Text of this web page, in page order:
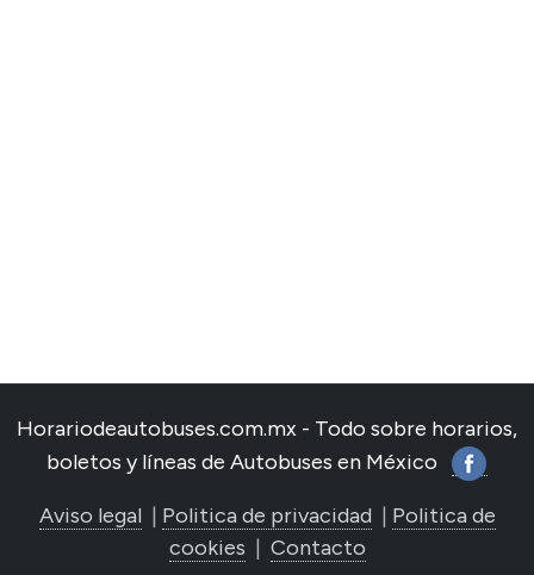
Horariodeautobuses.com.mx - Todo sobre horarios,
boletos y líneas de Autobuses en México
Aviso legal| Politica de privacidad | Politica de
cookies | Contacto